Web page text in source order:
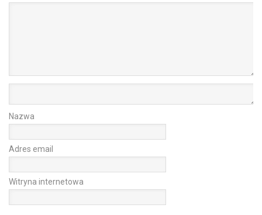
Nazwa
Adres email
Witryna internetowa